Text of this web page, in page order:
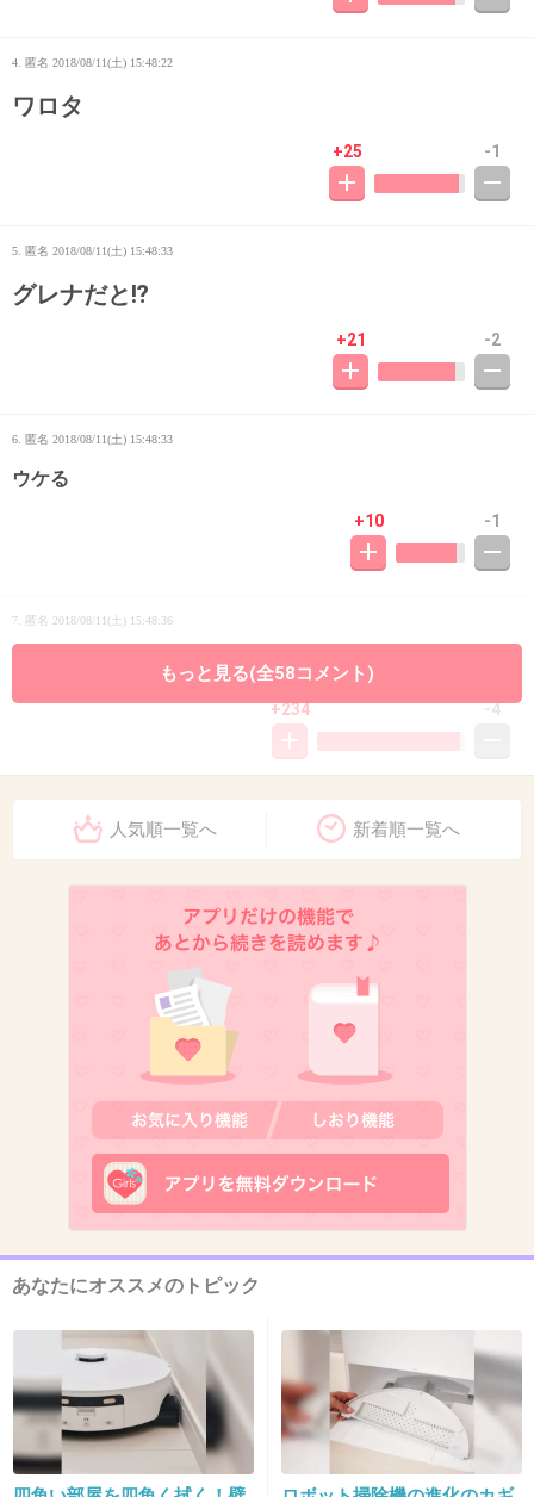
4. 匿名 2018/08/11(土) 15:48:22
ワロタ
+25 -1
5. 匿名 2018/08/11(土) 15:48:33
グレナだと⁉︎
+21 -2
6. 匿名 2018/08/11(土) 15:48:33
ウケる
+10 -1
7. 匿名 2018/08/11(土) 15:48:36
+234 -4
+5
2018/08/11(土) 15:48:36
理子の方がまともなんだな。
+357
2018/08/11(土) 15:48:55
1秒で却下は笑う
2018/08/11(土) 15:48:56
子育てしないくせにいっちょまえに名前だけ付
けだがる心理ってなんなんだろうね
+286 -0
もっと見る(全58コメント)
人気順一覧へ 新着順一覧へ
あなたにオススメのトピック